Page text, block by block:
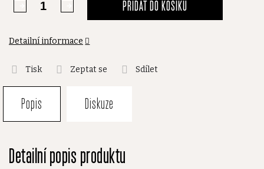
PŘIDAT DO KOŠÍKU
Detailní informace
Tisk Zeptat se Sdílet
Popis Diskuze
Detailní popis produktu